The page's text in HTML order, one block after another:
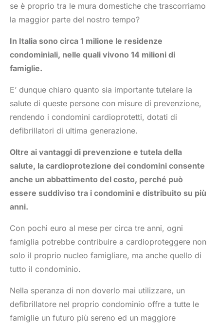
se è proprio tra le mura domestiche che trascorriamo
la maggior parte del nostro tempo?
In Italia sono circa 1 milione le residenze
condominiali, nelle quali vivono 14 milioni di
famiglie.
E’ dunque chiaro quanto sia importante tutelare la
salute di queste persone con misure di prevenzione,
rendendo i condomini cardioprotetti, dotati di
defibrillatori di ultima generazione.
Oltre ai vantaggi di prevenzione e tutela della
salute, la cardioprotezione dei condomini consente
anche un abbattimento del costo, perché può
essere suddiviso tra i condomini e distribuito su più
anni.
Con pochi euro al mese per circa tre anni, ogni
famiglia potrebbe contribuire a cardioproteggere non
solo il proprio nucleo famigliare, ma anche quello di
tutto il condominio.
Nella speranza di non doverlo mai utilizzare, un
defibrillatore nel proprio condominio offre a tutte le
famiglie un futuro più sereno ed un maggiore